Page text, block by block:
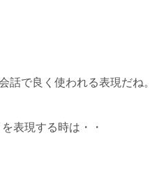
話で良く使われる表現だね。
表現する時は・・